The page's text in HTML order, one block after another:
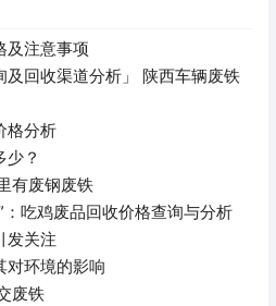
及注意事项
及回收渠道分析」 陕西车辆废铁
格分析
少？
有废钢废铁
吃鸡废品回收价格查询与分析
发关注
对环境的影响
废铁